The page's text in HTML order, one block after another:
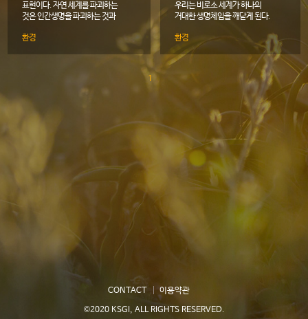
표현이다. 자연 세계를 파괴하는
것은 인간생명을 파괴하는 것과
환경
우리는 비로소 세계가 하나의
거대한 생명체임을 깨닫게 된다.
본질이다.
환경
1
CONTACT
이용약관
©2020 KSGI, ALL RIGHTS RESERVED.